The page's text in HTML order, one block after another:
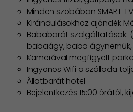
Minden szobában SMART TV
Kirándulásokhoz ajándék
Bababarát szolgáltatások:
babaágy, baba ágyneműk,
Kamerával megfigyelt
Ingyenes Wifi a szálloda
Állatbarát hotel
Bejelentkezés 15:00 órától,